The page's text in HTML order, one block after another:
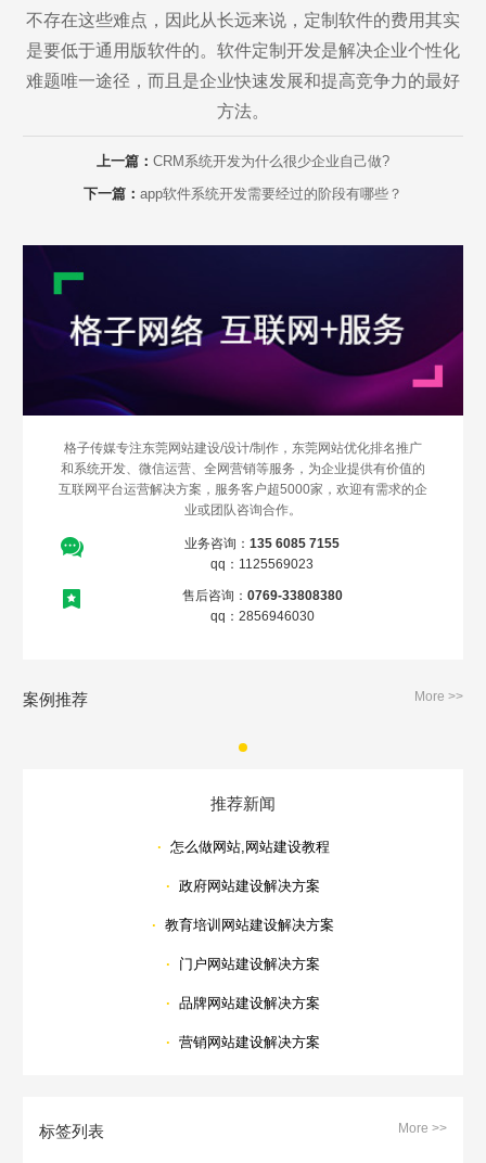
不存在这些难点，因此从长远来说，定制软件的费用其实
是要低于通用版软件的。软件定制开发是解决企业个性化
难题唯一途径，而且是企业快速发展和提高竞争力的最好
方法。
上一篇： CRM系统开发为什么很少企业自己做?
下一篇： app软件系统开发需要经过的阶段有哪些？
格子传媒专注东莞网站建设/设计/制作，东莞网站优化排名推广
和系统开发、微信运营、全网营销等服务，为企业提供有价值的
互联网平台运营解决方案，服务客户超5000家，欢迎有需求的企
业或团队咨询合作。
业务咨询： 135 6085 7155
qq：1125569023
售后咨询： 0769-33808380
qq：2856946030
案例推荐 More >>
推荐新闻
· 怎么做网站,网站建设教程
· 政府网站建设解决方案
· 教育培训网站建设解决方案
· 门户网站建设解决方案
· 品牌网站建设解决方案
· 营销网站建设解决方案
标签列表 More >>
Are you ready?
不怕就请留下您的需求及联系方式，我们会第一时间送上问候的。